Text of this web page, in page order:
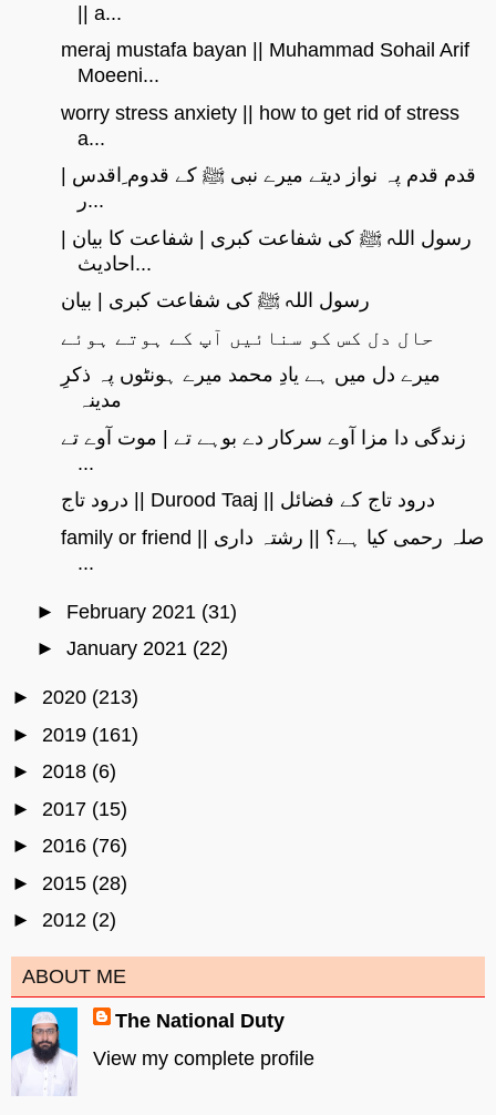
|| a...
meraj mustafa bayan || Muhammad Sohail Arif
Moeeni...
worry stress anxiety || how to get rid of stress
a...
قدم قدم پہ نواز دیتے میرے نبی ﷺ کے قدوم ِاقدس |
ر...
رسول اللہ ﷺ کی شفاعت کبری | شفاعت کا بیان |
احادیث...
رسول اللہ ﷺ کی شفاعت کبری | بیان
حال دل کس کو سنائیں آپ کے ہوتے ہوئے
میرے دل میں ہے یادِ محمد میرے ہونٹوں پہ ذکرِ
مدینہ
زندگی دا مزا آوے سرکار دے بوہے تے | موت آوے تے
...
درود تاج || Durood Taaj || درود تاج کے فضائل
family or friend || صلہ رحمی کیا ہے؟ || رشتہ داری
...
► February 2021 (31)
► January 2021 (22)
► 2020 (213)
► 2019 (161)
► 2018 (6)
► 2017 (15)
► 2016 (76)
► 2015 (28)
► 2012 (2)
ABOUT ME
The National Duty
View my complete profile